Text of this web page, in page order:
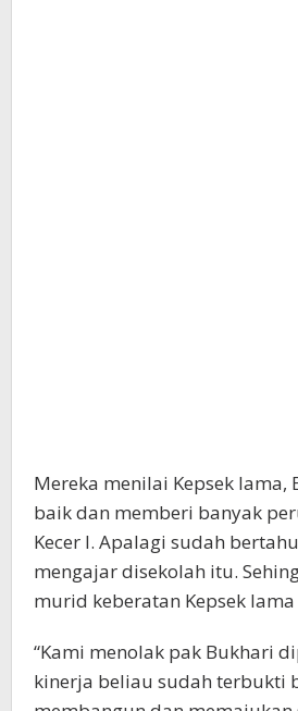
Mereka menilai Kepsek lama,
baik dan memberi banyak
Kecer I. Apalagi sudah
mengajar disekolah itu.
murid keberatan Kepsek
“Kami menolak pak Bukhari
kinerja beliau sudah terbukti